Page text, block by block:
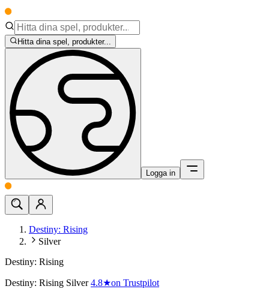
Hitta dina spel, produkter...
Logga in
Destiny: Rising
Silver
Destiny: Rising
Destiny: Rising Silver 4.8★on Trustpilot